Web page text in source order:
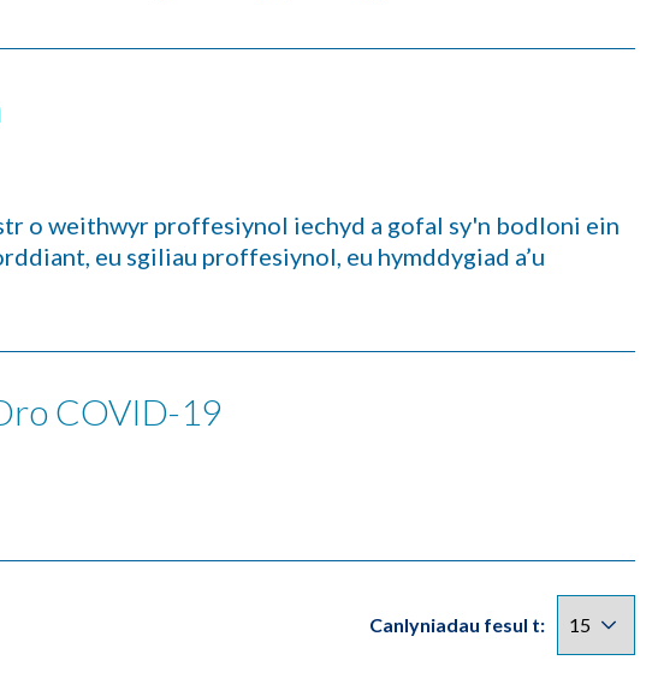
o weithwyr proffesiynol iechyd a gofal sy'n bodloni ein
eu sgiliau proffesiynol, eu hymddygiad a’u
COVID-19
Canlyniadau fesul t: